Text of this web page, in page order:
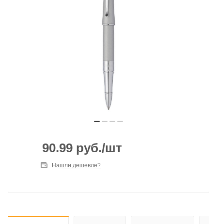
90.99 руб./шт
Нашли дешевле?